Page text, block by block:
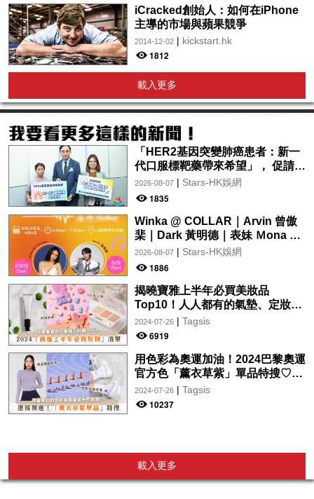
iCracked創始人：如何在iPhone
主導的市場與蘋果競爭
2014-12-02| kickstart.hk
1812
載入更多
「HER2基因突變肺癌患者：新一
代口服標靶藥帶來希望」， 促請政
府加快納入藥物名冊，助患者及早
受惠
2026-08-07| Stars-HK娛網
1835
Winka @ COLLAR｜Arvin 曾傲
棐｜Dark 黃明德｜表妹 Ｍona 8
月29日起登陸L5維港空中花園 |
wwwtc mall 首度呈獻「Music
2026-08-07| Stars-HK娛網
1886
揭曉寶雅上半年必買美妝品
Top10！人人都有的氣墊、定妝噴
霧、保養品～幫你找到最值得入手
的好物♡
2024-07-26| Tagsis
6919
用色彩為奧運加油！2024巴黎奧運
官方色「薰衣草紫」單品特搜♡讓
你從頭到腳、隨時充滿奧運氛圍～
2024-07-26| Tagsis
10237
載入更多